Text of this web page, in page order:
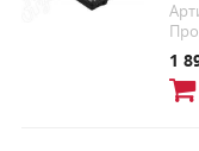
1